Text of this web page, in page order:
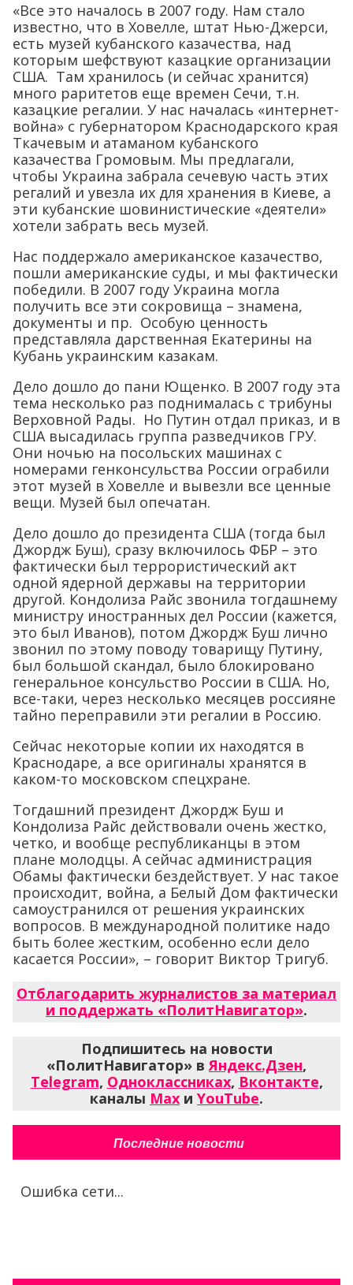
«Все это началось в 2007 году. Нам стало
известно, что в Ховелле, штат Нью-Джерси,
есть музей кубанского казачества, над
которым шефствуют казацкие организации
США. Там хранилось (и сейчас хранится)
много раритетов еще времен Сечи, т.н.
казацкие регалии. У нас началась «интернет-
война» с губернатором Краснодарского края
Ткачевым и атаманом кубанского
казачества Громовым. Мы предлагали,
чтобы Украина забрала сечевую часть этих
регалий и увезла их для хранения в Киеве, а
эти кубанские шовинистические «деятели»
хотели забрать весь музей.
Нас поддержало американское казачество,
пошли американские суды, и мы фактически
победили. В 2007 году Украина могла
получить все эти сокровища – знамена,
документы и пр. Особую ценность
представляла дарственная Екатерины на
Кубань украинским казакам.
Дело дошло до пани Ющенко. В 2007 году эта
тема несколько раз поднималась с трибуны
Верховной Рады. Но Путин отдал приказ, и в
США высадилась группа разведчиков ГРУ.
Они ночью на посольских машинах с
номерами генконсульства России ограбили
этот музей в Ховелле и вывезли все ценные
вещи. Музей был опечатан.
Дело дошло до президента США (тогда был
Джордж Буш), сразу включилось ФБР – это
фактически был террористический акт
одной ядерной державы на территории
другой. Кондолиза Райс звонила тогдашнему
министру иностранных дел России (кажется,
это был Иванов), потом Джордж Буш лично
звонил по этому поводу товарищу Путину,
был большой скандал, было блокировано
генеральное консульство России в США. Но,
все-таки, через несколько месяцев россияне
тайно переправили эти регалии в Россию.
Сейчас некоторые копии их находятся в
Краснодаре, а все оригиналы хранятся в
каком-то московском спецхране.
Тогдашний президент Джордж Буш и
Кондолиза Райс действовали очень жестко,
четко, и вообще республиканцы в этом
плане молодцы. А сейчас администрация
Обамы фактически бездействует. У нас такое
происходит, война, а Белый Дом фактически
самоустранился от решения украинских
вопросов. В международной политике надо
быть более жестким, особенно если дело
касается России», – говорит Виктор Тригуб.
Отблагодарить журналистов за материал
и поддержать «ПолитНавигатор».
Подпишитесь на новости
«ПолитНавигатор» вЯндекс.Дзен,
Telegram, Одноклассниках, Вконтакте,
каналы Max и YouTube.
Последние новости
Ошибка сети...